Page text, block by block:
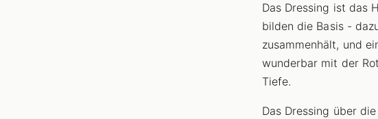
Das Dressing ist das
bilden die Basis -
zusammenhält, und
wunderbar mit der
Tiefe.
Das Dressing über